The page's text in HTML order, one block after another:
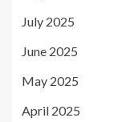
July 2025
June 2025
May 2025
April 2025